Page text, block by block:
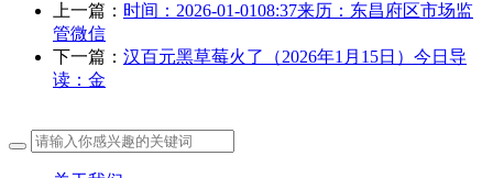
上一篇： 时间：2026-01-0108:37来历：东昌府区市场监
管微信
下一篇： 汉百元黑草莓火了（2026年1月15日）今日导
读：金